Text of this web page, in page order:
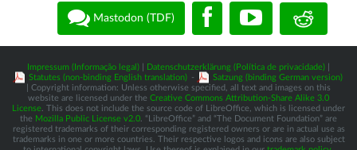
Mastodon (TDF)
Impressum (Informação legal) Datenschutzerklärung (Política de privacidade)
Statutes (non-binding English translation) -
Satzung (binding German version)
| Copyright information: Unless otherwise specified, all text and images on this
website are licensed under the Creative Commons Attribution-Share Alike 3.0
License . This does not include the source code of LibreOffice, which is licensed under
the Mozilla Public License v2.0 . “LibreOffice” and “The Document Foundation” are
registered trademarks of their corresponding registered owners or are in actual use as
trademarks in one or more countries. Their respective logos and icons are also subject